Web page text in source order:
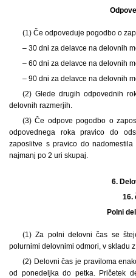
(1) Če odpoveduje pogodbo o
– 30 dni za delavce na delovnih
– 60 dni za delavce na delovnih
– 90 dni za delavce na delovnih
(2) Glede drugih odpovednih
delovnih razmerjih.
(3) Če odpove pogodbo o
odpovednega roka pravico do
zaposlitve s pravico do
najmanj po 2 uri skupaj.
6.
16.
Polni
(1) Za polni delovni čas se
polurnimi delovnimi odmori, v skladu
(2) Delovni čas je praviloma
od ponedeljka do petka. Pričetek